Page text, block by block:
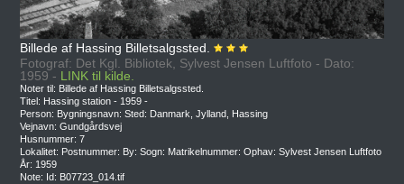
Billede af Hassing Billetsalgssted.
Fotograf: Det Kgl. Bibliotek, Sylvest Jensen Luftfoto - Dato:
1959 - LINK til kilde.
Noter til: Billede af Hassing Billetsalgssted.
Titel: Hassing station - 1959 -
Person: Bygningsnavn: Sted: Danmark, Jylland, Hassing
Vejnavn: Gundgårdsvej
Husnummer: 7
Lokalitet: Postnummer: By: Sogn: Matrikelnummer: Ophav: Sylvest Jensen Luftfoto
År: 1959
Note: Id: B07723_014.tif